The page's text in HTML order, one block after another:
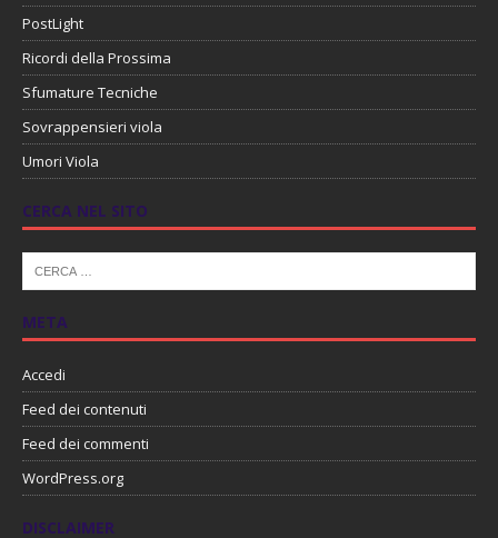
PostLight
Ricordi della Prossima
Sfumature Tecniche
Sovrappensieri viola
Umori Viola
CERCA NEL SITO
META
Accedi
Feed dei contenuti
Feed dei commenti
WordPress.org
DISCLAIMER